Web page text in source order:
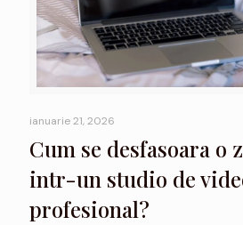
ianuarie 21, 2026
Cum se desfasoara o
intr-un studio de
profesional?